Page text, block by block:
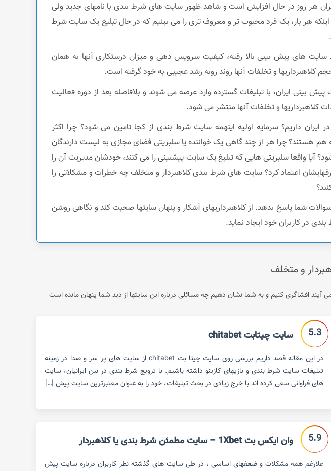
هر روز در حال افزایش است و شاهد ظهور سایت های شرط بندی با نامهای جدید ولی
هر بار، یک فرد محبوب تر و معروف تری را می بینیم که در حال تبلیغ یک سایت شرط
سایت های پیش بینی بالا رفته، کیفیت سرویس دهی و میزان درستکاری آنها به همان
کلاهبرداریها و تخلفات آنها روند روبه رشد عجیبی به خود گرفته است.
بینی ایران، با تبلیغات گسترده وارد عرصه می شوند و بلافاصله بعد از دوره فعالیت
کلاهبرداریها و تخلفات آنها منتشر می شود.
ایران داریم؟ سرمایه اولیه اینهمه سایت شرط بندی از کجا تامین می شود؟ چرا اکثر
هم هستند؟ چرا هر از چند گاهی یک خواننده یا سلبریتی فضای مجازی به لیست دارندگان
آیا واقعا سلبریتی هایی که تبلیغ یک سایت پیشبینی را می کنند، خودشان مدیریت آن را
اعتماد کرد؟ سایت های شرط بندی کلاهبردار و متخلف چه خطرات و مشکلاتی را
شما پاسخ بدهد. از کلاهبرداریهای آشکار و پنهان سایتها صحبت کند و نگاهی روشن
در کاربران خود ایجاد نماید.
و متخلف
افشاگری کنیم و به شما نشان دهیم چه مسائلی درباره این سایتها از دید شما پنهان مانده است
5.3 سایت چیتابت chitabet
در این مقاله قصد داریم بررسی روی سایت چیتا بت chitabet از سایت های پر سر و صدا در زمینه
تبلیغات سایت شرط بندی و بازیهای کازینو داشته باشیم. با ترویج شرط بندی در بین ایرانیان، سایت
های فراوانی سعی کرده اند با خرج زیادی در بحث تبلیغات، خود را به عنوان معتبرترین سایت پیش […]
5.9 وان ایکس بت 1Xbet – سایت مطمئن شرط بندی یا کلاهبردار
علارغم همه مشکلات و ضعفهای اساسی ، در طی سایت های گذشته نظر کاربران درباره سایت پیش